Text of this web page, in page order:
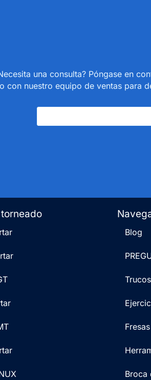
una consulta? Póngase en
con nuestro equipo de ventas para
Blog
Broca